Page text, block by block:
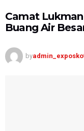
Camat
Buang Air
by